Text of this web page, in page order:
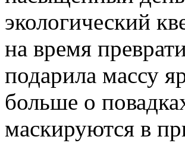
экологический
на время
подарила массу
больше о
маскируются в